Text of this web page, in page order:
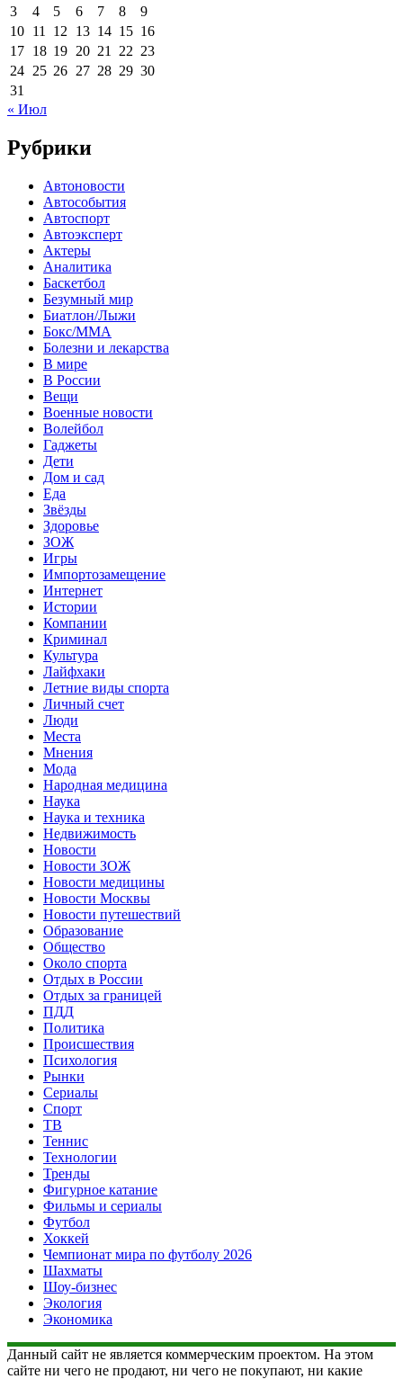
3
4 5 6 7 8
9
10 11 12 13 14 15 16
17 18 19 20 21 22 23
24 25 26 27 28 29 30
31
« Июл
Рубрики
Автоновости
Автособытия
Автоспорт
Автоэксперт
Актеры
Аналитика
Баскетбол
Безумный мир
Биатлон/Лыжи
Бокс/MMA
Болезни и лекарства
В мире
В России
Вещи
Военные новости
Волейбол
Гаджеты
Дети
Дом и сад
Еда
Звёзды
Здоровье
ЗОЖ
Игры
Импортозамещение
Интернет
Истории
Компании
Криминал
Культура
Лайфхаки
Летние виды спорта
Личный счет
Люди
Места
Мнения
Мода
Народная медицина
Наука
Наука и техника
Недвижимость
Новости
Новости ЗОЖ
Новости медицины
Новости Москвы
Новости путешествий
Образование
Общество
Около спорта
Отдых в России
Отдых за границей
ПДД
Политика
Происшествия
Психология
Рынки
Сериалы
Спорт
ТВ
Теннис
Технологии
Тренды
Фигурное катание
Фильмы и сериалы
Футбол
Хоккей
Чемпионат мира по футболу 2026
Шахматы
Шоу-бизнес
Экология
Экономика
Данный сайт не является коммерческим проектом. На этом
сайте ни чего не продают, ни чего не покупают, ни какие